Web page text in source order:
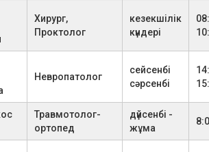
2-
1 зерттеу 2800
-графиясы
1 зерттеу 12000
Хирург,
Проктолог
кезекшілік
күндері
Невропатолог
сейсенбі
сәрсенбі
Травмотолог-
ортопед
дүйсенбі -
жұма